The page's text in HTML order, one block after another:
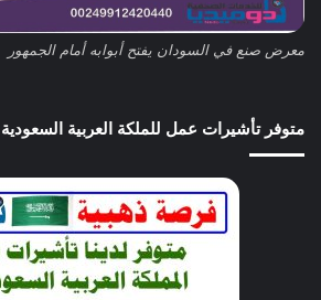
معرض صنع في السودان يفتح أبوابه أمام الجمهور
متوفر تأشيرات عمل للملكة العربية السعودية